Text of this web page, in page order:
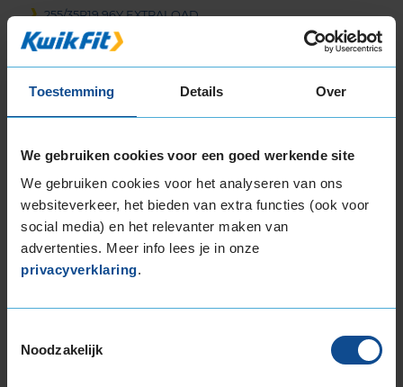
Toestemming Details Over
We gebruiken cookies voor een goed werkende site
We gebruiken cookies voor het analyseren van ons
websiteverkeer, het bieden van extra functies (ook voor
social media) en het relevanter maken van
advertenties. Meer info lees je in onze
privacyverklaring.
Noodzakelijk
255/35R19 96Y EXTRALOAD
255/35R19 96Y EXTRALOAD
255/35R19 96Y EXTRALOAD
255/35R19 96Y EXTRALOAD RUNFLAT
255/35R19 96Y EXTRALOAD RUNFLAT
255/40R19 100Y EXTRALOAD
255/40R19 100Y EXTRALOAD
255/40R19 96W RUNFLAT
255/45R19 100W